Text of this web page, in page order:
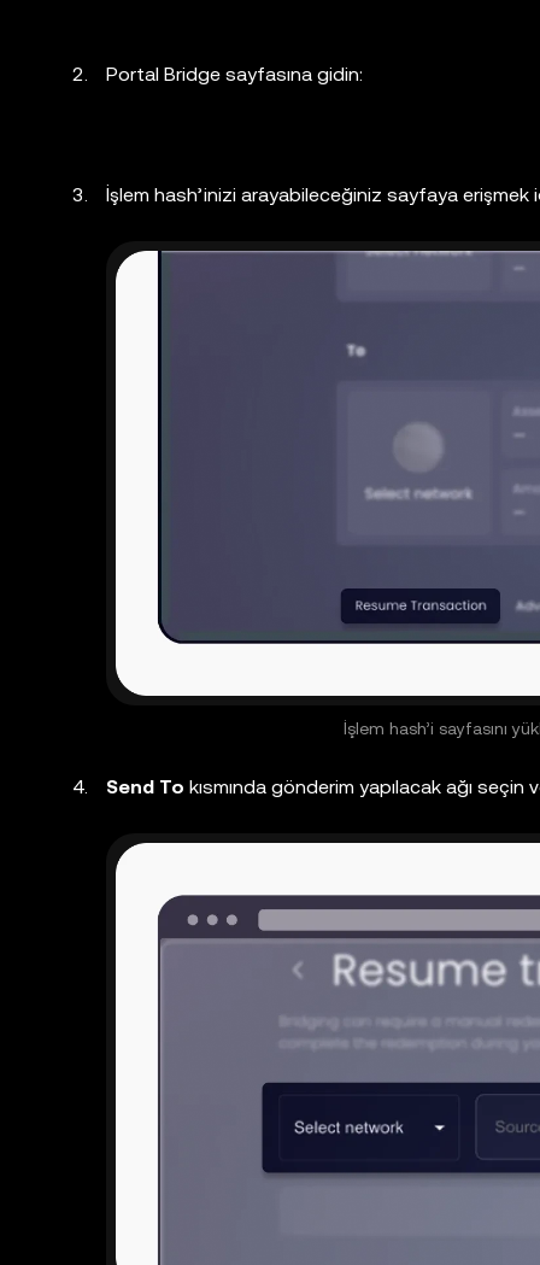
Portal Bridge sayfasına gidin:
İşlem hash’inizi arayabileceğiniz sayfaya erişmek
İşlem hash’i sayfasını
Send To kısmında gönderim yapılacak ağı seçin